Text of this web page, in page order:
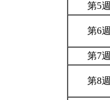
第5週
第6週
第7週
第8週